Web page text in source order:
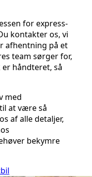
for express-
kontakter os, vi
afhentning på et
team sørger for,
håndteret, så
med
at være så
af alle detaljer,
bekymre